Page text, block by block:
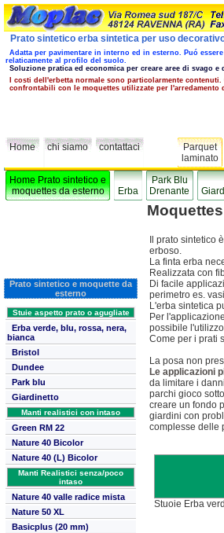
Prato sintetico erba sintetica per uso
Adatta per pavimentare in interno ed in esterno. Puó
relaticamente al profilo del suolo.
Soluzione pratica ed economica per creare aree di svago
I costi dell'erbetta normale sono particolarmente
confrontabili con le moquettes utilizzate per
Home chi siamo contattaci
Parquet
laminato
Home Prato sintetico e
moquettes da esterno
Erba
Park Blu
Drenante
Il prato
erboso.
La finta erba
Realizzata con
Di facile
perimetro es.
L'erba sintetica
Per
possibile
Come per i prati
La posa non
Le applicazioni
da limitare i
parchi gioco
creare un fondo
giardini con
complesse delle
Stuoie Erba
Prato sintetico e moquette da
esterno
Stuie aspetto prato o agugliate
Erba verde, blu, rossa, nera,
bianca
Bristol
Dundee
Park blu
Giardinetto
Manti realistici con intaso
Green RM 22
Nature 40 Bicolor
Nature 40 (L) Bicolor
Manti Realistici senza/poco
intaso
Nature 40 valle radice mista
Nature 50 XL
Basicplus (20 mm)